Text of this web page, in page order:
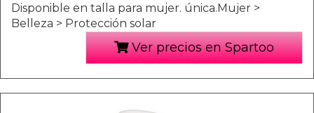
Disponible en talla para mujer. única.Mujer >
Belleza > Protección solar
Ver precios en Spartoo